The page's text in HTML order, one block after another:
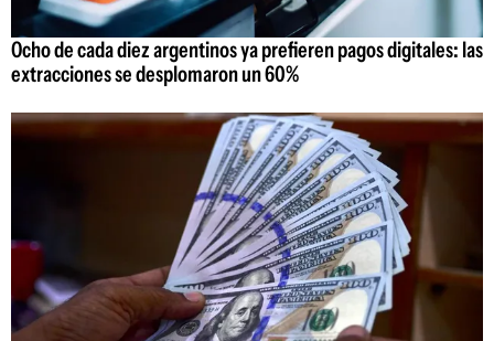
Ocho de cada diez argentinos ya prefieren pagos digitales: las
extracciones se desplomaron un 60%